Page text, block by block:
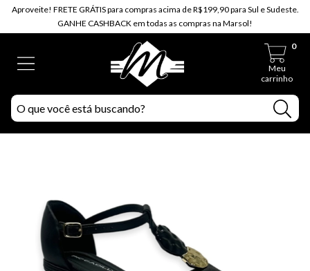
Aproveite! FRETE GRÁTIS para compras acima de R$199,90 para Sul e Sudeste.
GANHE CASHBACK em todas as compras na Marsol!
Meu
carrinho
0